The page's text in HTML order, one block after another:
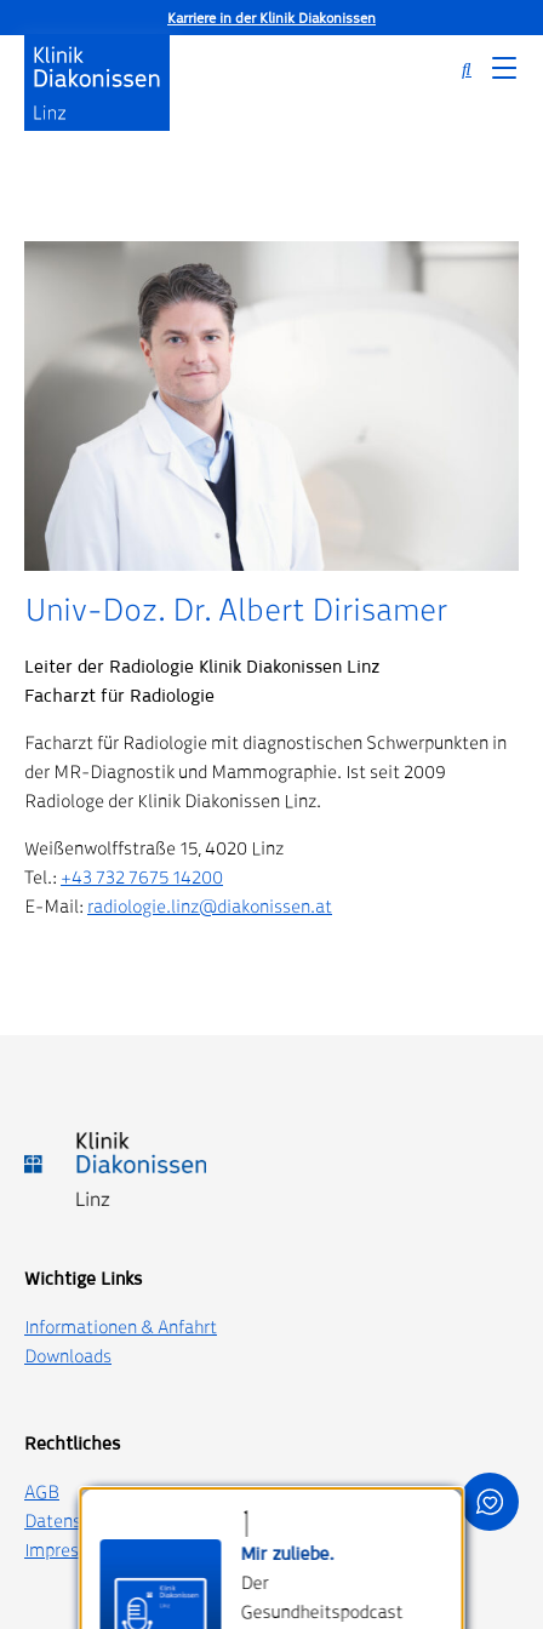
Karriere in der Klinik Diakonissen
Startseite
Univ.-Doz. Dr. Albert
Univ-Doz. Dr. Albert Dirisamer
Leiter der Radiologie Klinik Diakonissen Linz
Facharzt für Radiologie
Facharzt für Radiologie mit diagnostischen Schwerpunkten in
der MR-Diagnostik und Mammographie. Ist seit 2009
Radiologe der Klinik Diakonissen Linz.
Weißenwolffstraße 15, 4020 Linz
Tel.: +43 732 7675 14200
E-Mail: radiologie.linz@diakonissen.at
Wichtige Links
Informationen & Anfahrt
Downloads
Rechtliches
AGB
Datenschutz
Impressum
Mir zuliebe.
Der
Gesundheitspodcast